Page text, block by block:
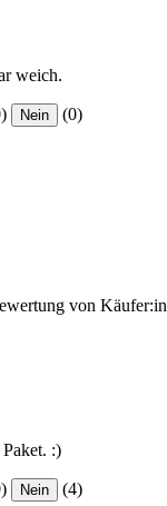
weich.
Nein (0)
von
:)
Nein (4)